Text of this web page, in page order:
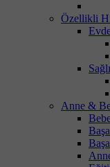
Özellikli
Anne &